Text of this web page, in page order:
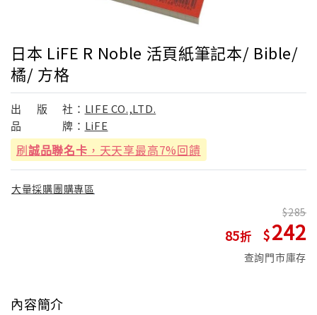
日本 LiFE R Noble 活頁紙筆記本/ Bible/
橘/ 方格
出 版 社： LIFE CO.,LTD.
品
牌： LiFE
刷誠品聯名卡 ，天天享最高7%回饋
大量採購團購專區
85
285
242
查詢門市庫存
內容簡介